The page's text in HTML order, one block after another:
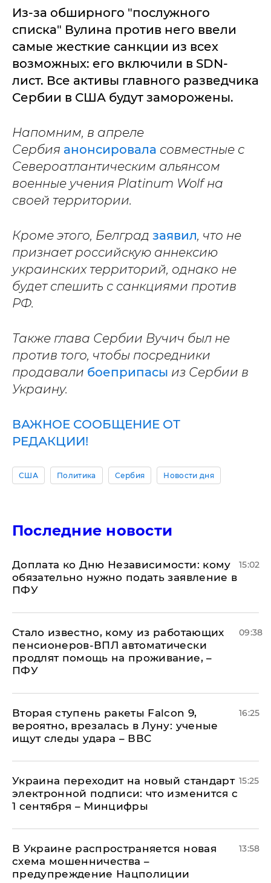
Из-за обширного "послужного
списка" Вулина против него ввели
самые жесткие санкции из всех
возможных: его включили в SDN-
лист. Все активы главного разведчика
Сербии в США будут заморожены.
Напомним, в апреле
Сербия анонсировала совместные с
Североатлантическим альянсом
военные учения Platinum Wolf на
своей территории.
Кроме этого, Белград заявил, что не
признает российскую аннексию
украинских территорий, однако не
будет спешить с санкциями против
РФ.
Также глава Сербии Вучич был не
против того, чтобы посредники
продавали боеприпасы из Сербии в
Украину.
ВАЖНОЕ СООБЩЕНИЕ ОТ
РЕДАКЦИИ!
США Политика Сербия Новости дня
Последние новости
Доплата ко Дню Независимости: кому
обязательно нужно подать заявление в
ПФУ
15:02
Стало известно, кому из работающих
пенсионеров-ВПЛ автоматически
продлят помощь на проживание, –
ПФУ
09:38
Вторая ступень ракеты Falcon 9,
вероятно, врезалась в Луну: ученые
ищут следы удара – ВВС
16:25
Украина переходит на новый стандарт
электронной подписи: что изменится с
1 сентября – Минцифры
15:25
В Украине распространяется новая
схема мошенничества –
предупреждение Нацполиции
13:58